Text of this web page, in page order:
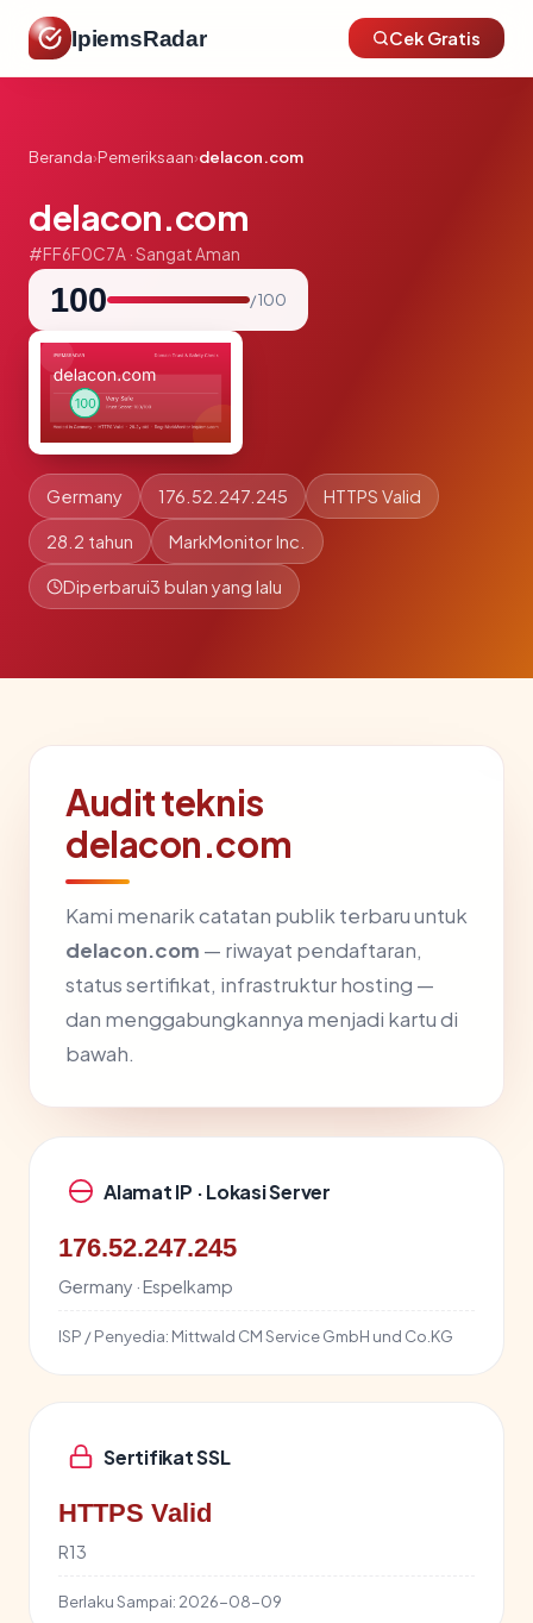
IpiemsRadar Cek Gratis
Beranda›Pemeriksaan›delacon.com
delacon.com
#FF6F0C7A · Sangat Aman
100 / 100
Germany 176.52.247.245 HTTPS Valid
28.2 tahun MarkMonitor Inc.
Diperbarui3 bulan yang lalu
Audit teknis
delacon.com
Kami menarik catatan publik terbaru untuk
delacon.com — riwayat pendaftaran,
status sertifikat, infrastruktur hosting —
dan menggabungkannya menjadi kartu di
bawah.
Alamat IP · Lokasi Server
176.52.247.245
Germany · Espelkamp
ISP / Penyedia: Mittwald CM Service GmbH und Co.KG
Sertifikat SSL
HTTPS Valid
R13
Berlaku Sampai: 2026-08-09